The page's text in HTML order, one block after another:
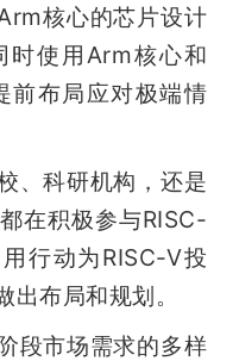
核心的芯片设计
时使用Arm核心和
前布局应对极端情
、科研机构，还是
在积极参与RISC-
行动为RISC-V投
布局和规划。
段市场需求的多样